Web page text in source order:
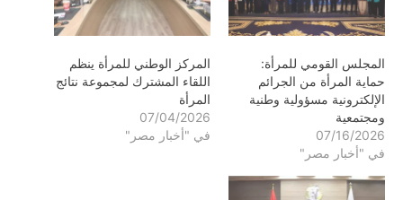
المجلس القومي للمرأة:
حماية المرأة من الجرائم
الإلكترونية مسؤولية وطنية
ومجتمعية
07/16/2026
في "أخبار مصر"
المركز الوطني للمرأة ينظم
اللقاء المشترك لمجموعة نتائج
المرأة
07/04/2026
في "أخبار مصر"